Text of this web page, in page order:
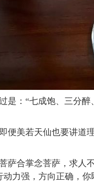
：“七成饱、三分醉
美若天仙也要讲道
合掌念菩萨，求人
力强，方向正确，你